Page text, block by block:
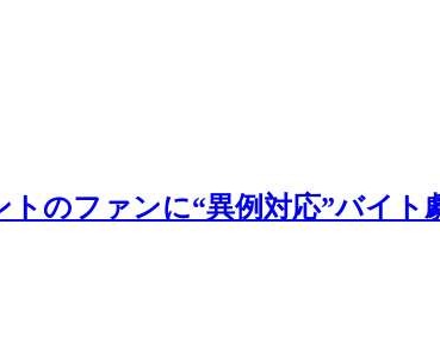
のファンに“異例対応”バイト